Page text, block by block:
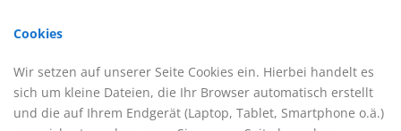
Cookies
Wir setzen auf unserer Seite Cookies ein. Hierbei handelt es
sich um kleine Dateien, die Ihr Browser automatisch erstellt
und die auf Ihrem Endgerät (Laptop, Tablet, Smartphone o.ä.)